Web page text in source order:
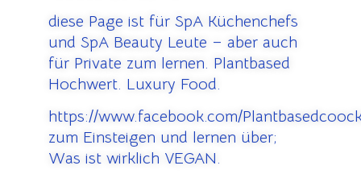
diese Page ist für SpA Küchenchefs
und SpA Beauty Leute – aber auch
für Private zum lernen. Plantbased
Hochwert. Luxury Food.
https://www.facebook.com/
zum Einsteigen und lernen über;
Was ist wirklich VEGAN.